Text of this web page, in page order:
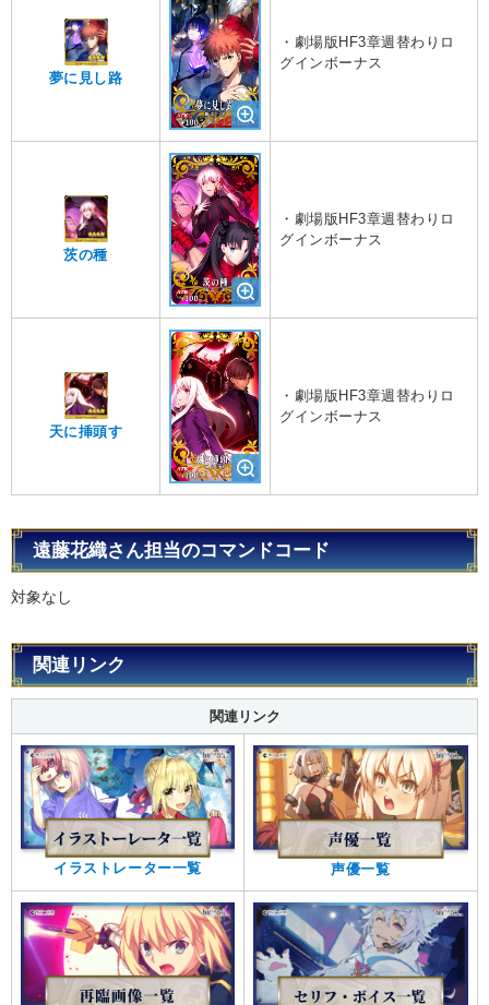
夢に見し路
・劇場版HF3章週替わりロ
グインボーナス
茨の種
・劇場版HF3章週替わりロ
グインボーナス
天に挿頭す
・劇場版HF3章週替わりロ
グインボーナス
遠藤花織さん担当のコマンドコード
対象なし
関連リンク
関連リンク
イラストレーター一覧 声優一覧